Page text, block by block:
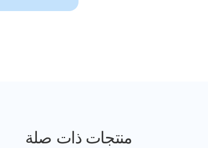
منتجات ذات صلة